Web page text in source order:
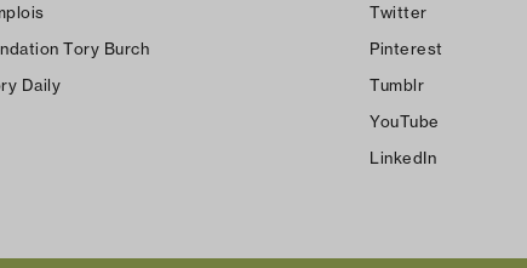
Tory Burch
Daily
Twitter
Pinterest
Tumblr
YouTube
LinkedIn